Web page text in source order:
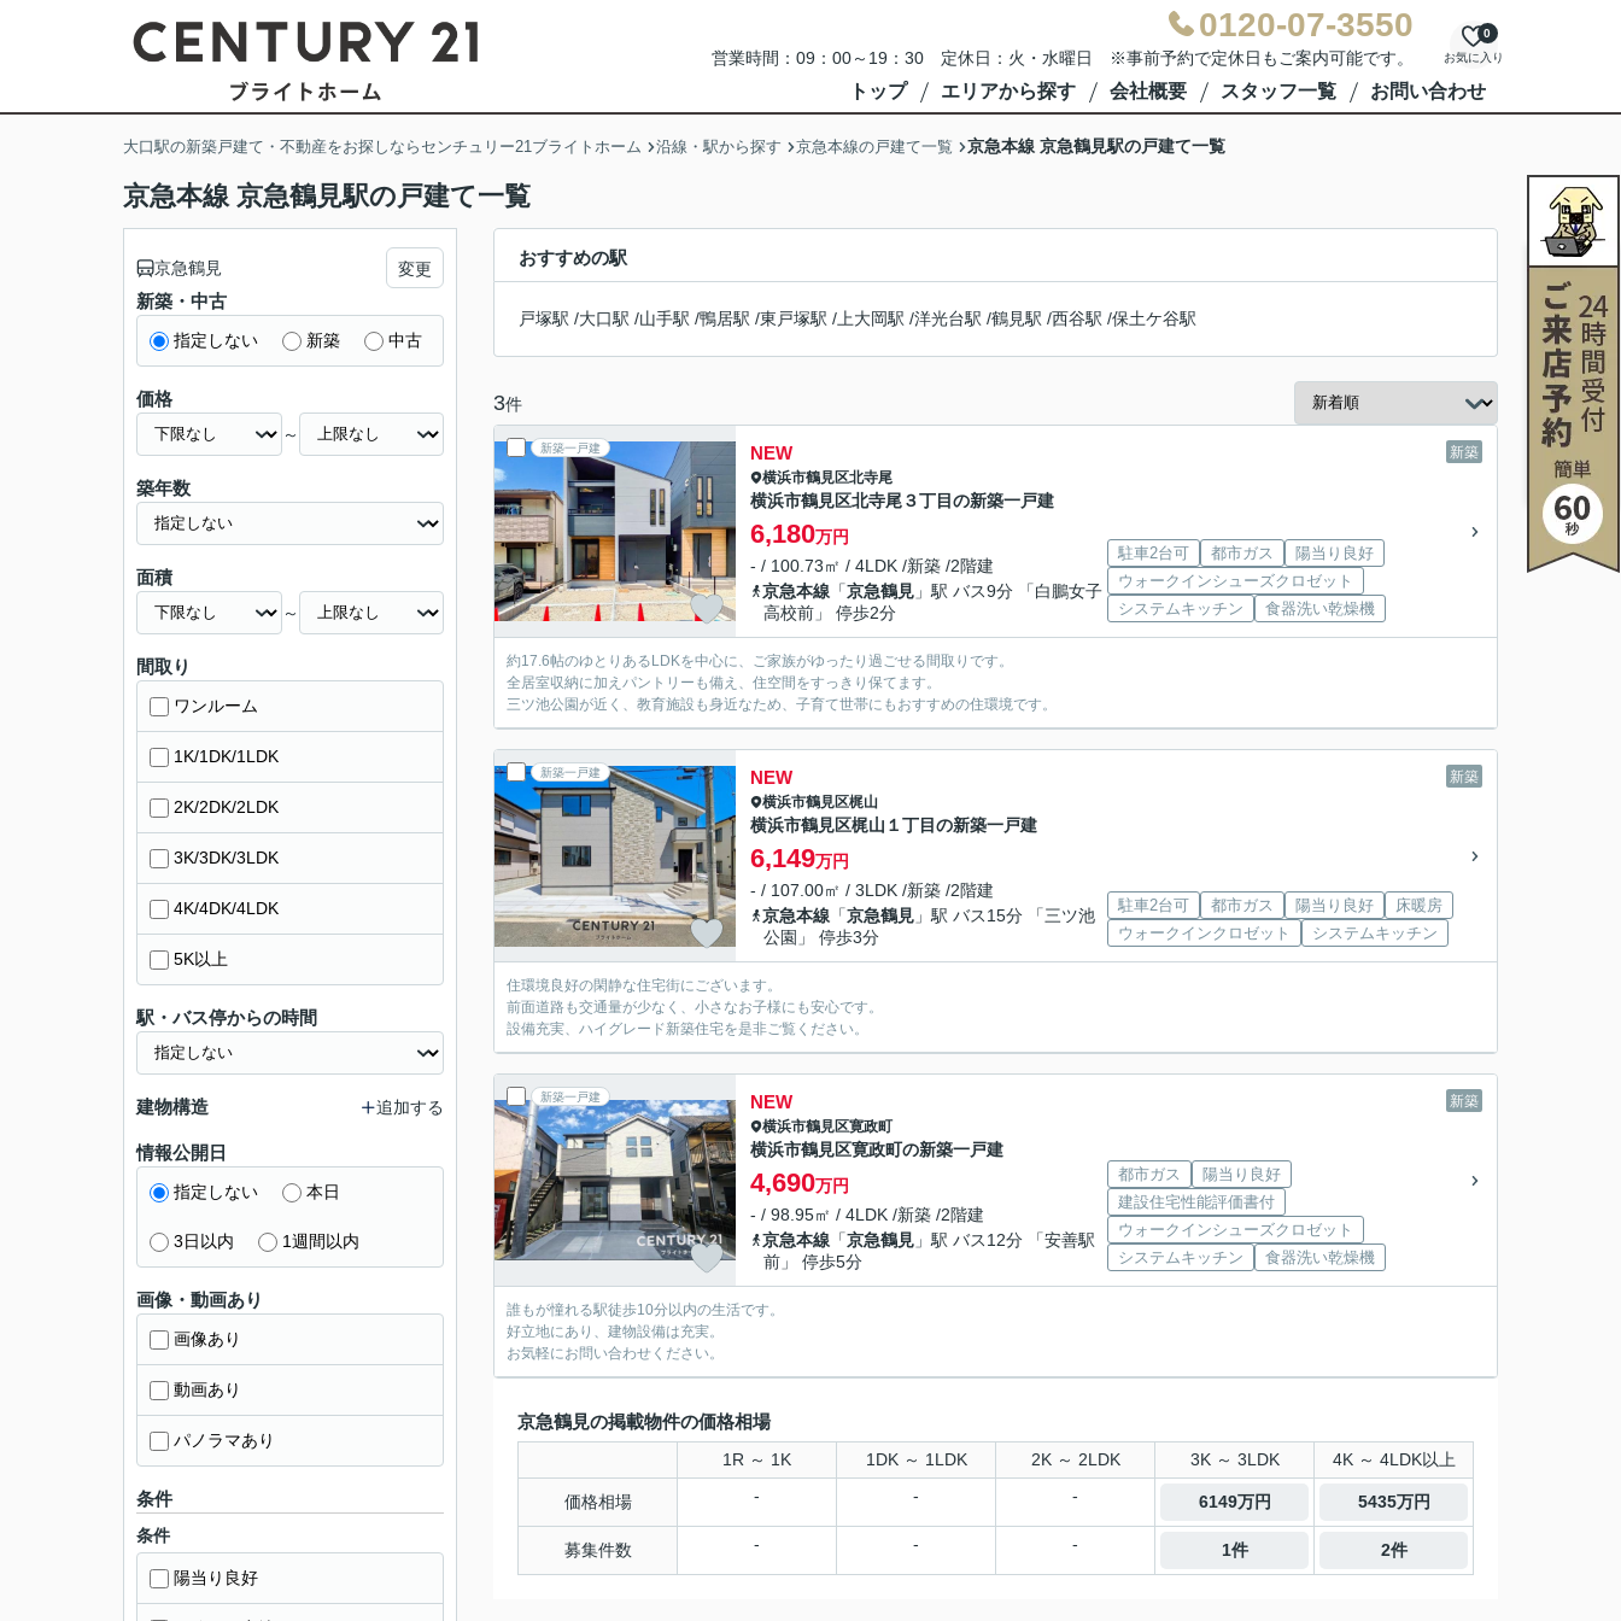
0120-07-3550
営業時間：09：00～19：30 定休日：火・水曜日 ※事前予約で定休日もご案内可能です。 お気に入り
0
トップ エリアから探す 会社概要 スタッフ一覧 お問い合わせ
大口駅の新築戸建て・不動産をお探しならセンチュリー21ブライトホーム 沿線・駅から探す 京急本線の戸建て一覧 京急本線 京急鶴見駅の戸建て一覧
京急本線 京急鶴見駅の戸建て一覧
おすすめの駅
戸塚駅 /大口駅 /山手駅 /鴨居駅 /東戸塚駅 / 上大岡駅 /洋光台駅 /鶴見駅 /西谷駅 /保土ケ谷駅
3件
新築一戸建 新築
NEW
横浜市鶴見区北寺尾
横浜市鶴見区北寺尾３丁目の新築一戸建
6,180万円
- / 100.73㎡ / 4LDK /新築 /2階建
京急本線 「京急鶴見 」駅 バス9分 「白鵬女子
高校前」 停歩2分
駐車2台可 都市ガス
陽当り良好
ウォークインシューズクロゼット
システムキッチン
食器洗い乾燥機
約17.6帖のゆとりあるLDKを中心に、ご家族がゆったり過ごせる間取りです。
全居室収納に加えパントリーも備え、住空間をすっきり保てます。
三ツ池公園が近く、教育施設も身近なため、子育て世帯にもおすすめの住環境です。
新築一戸建 新築
NEW
横浜市鶴見区梶山
横浜市鶴見区梶山１丁目の新築一戸建
6,149万円
- / 107.00㎡ / 3LDK /新築 /2階建
京急本線 「京急鶴見 」駅 バス15分 「三ツ池
公園」 停歩3分
駐車2台可 都市ガス 陽当り良好
床暖房
ウォークインクロゼット
システムキッチン
住環境良好の閑静な住宅街にございます。
前面道路も交通量が少なく、小さなお子様にも安心です。
設備充実、ハイグレード新築住宅を是非ご覧ください。
新築一戸建 新築
NEW
横浜市鶴見区寛政町
横浜市鶴見区寛政町の新築一戸建
4,690万円
- / 98.95㎡ / 4LDK /新築 /2階建
京急本線 「京急鶴見 」駅 バス12分 「安善駅
前」 停歩5分
都市ガス
陽当り良好
建設住宅性能評価書付
ウォークインシューズクロゼット
システムキッチン
食器洗い乾燥機
誰もが憧れる駅徒歩10分以内の生活です。
好立地にあり、建物設備は充実。
お気軽にお問い合わせください。
京急鶴見の掲載物件の価格相場
1R ～ 1K 1DK ～ 1LDK 2K ～ 2LDK 3K ～ 3LDK 4K ～ 4LDK以上
価格相場 - - - 6149万円 5435万円
募集件数 - - - 1件 2件
京急鶴見 変更
新築・中古
指定しない 新築 中古
価格
～
築年数
面積
～
間取り
ワンルーム
1K/1DK/1LDK
2K/2DK/2LDK
3K/3DK/3LDK
4K/4DK/4LDK
5K以上
駅・バス停からの時間
建物構造 追加する
情報公開日
指定しない 本日
3日以内 1週間以内
画像・動画あり
画像あり
動画あり
パノラマあり
条件
条件
陽当り良好